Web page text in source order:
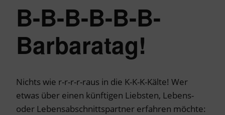
B-B-B-B-B-B-
Barbaratag!
Nichts wie r-r-r-r-raus in die K-K-K-Kälte! Wer
etwas über einen künftigen Liebsten, Lebens-
oder Lebensabschnittspartner erfahren möchte: